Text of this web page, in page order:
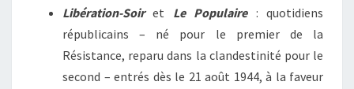
Libération-Soiret Le Populaire: quotidiens
républicains – né pour le premier de la
Résistance, reparu dans la clandestinité pour le
second – entrés dès le 21 août 1944, à la faveur